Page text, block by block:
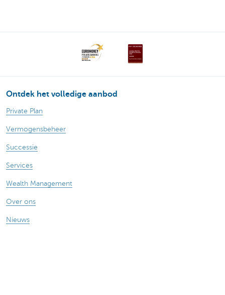
Ontdek het volledige aanbod
Private Plan
Vermogensbeheer
Successie
Services
Wealth Management
Over ons
Nieuws